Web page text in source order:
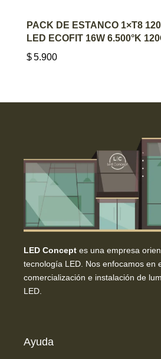
AGREGAR AL
PACK DE ESTANCO 1×T8
LED ECOFIT 16W 6.500°K
$5.900
LED Concept es una empresa
tecnología LED. Nos enfocamos en
comercialización e instalación de
LED.
Ayuda